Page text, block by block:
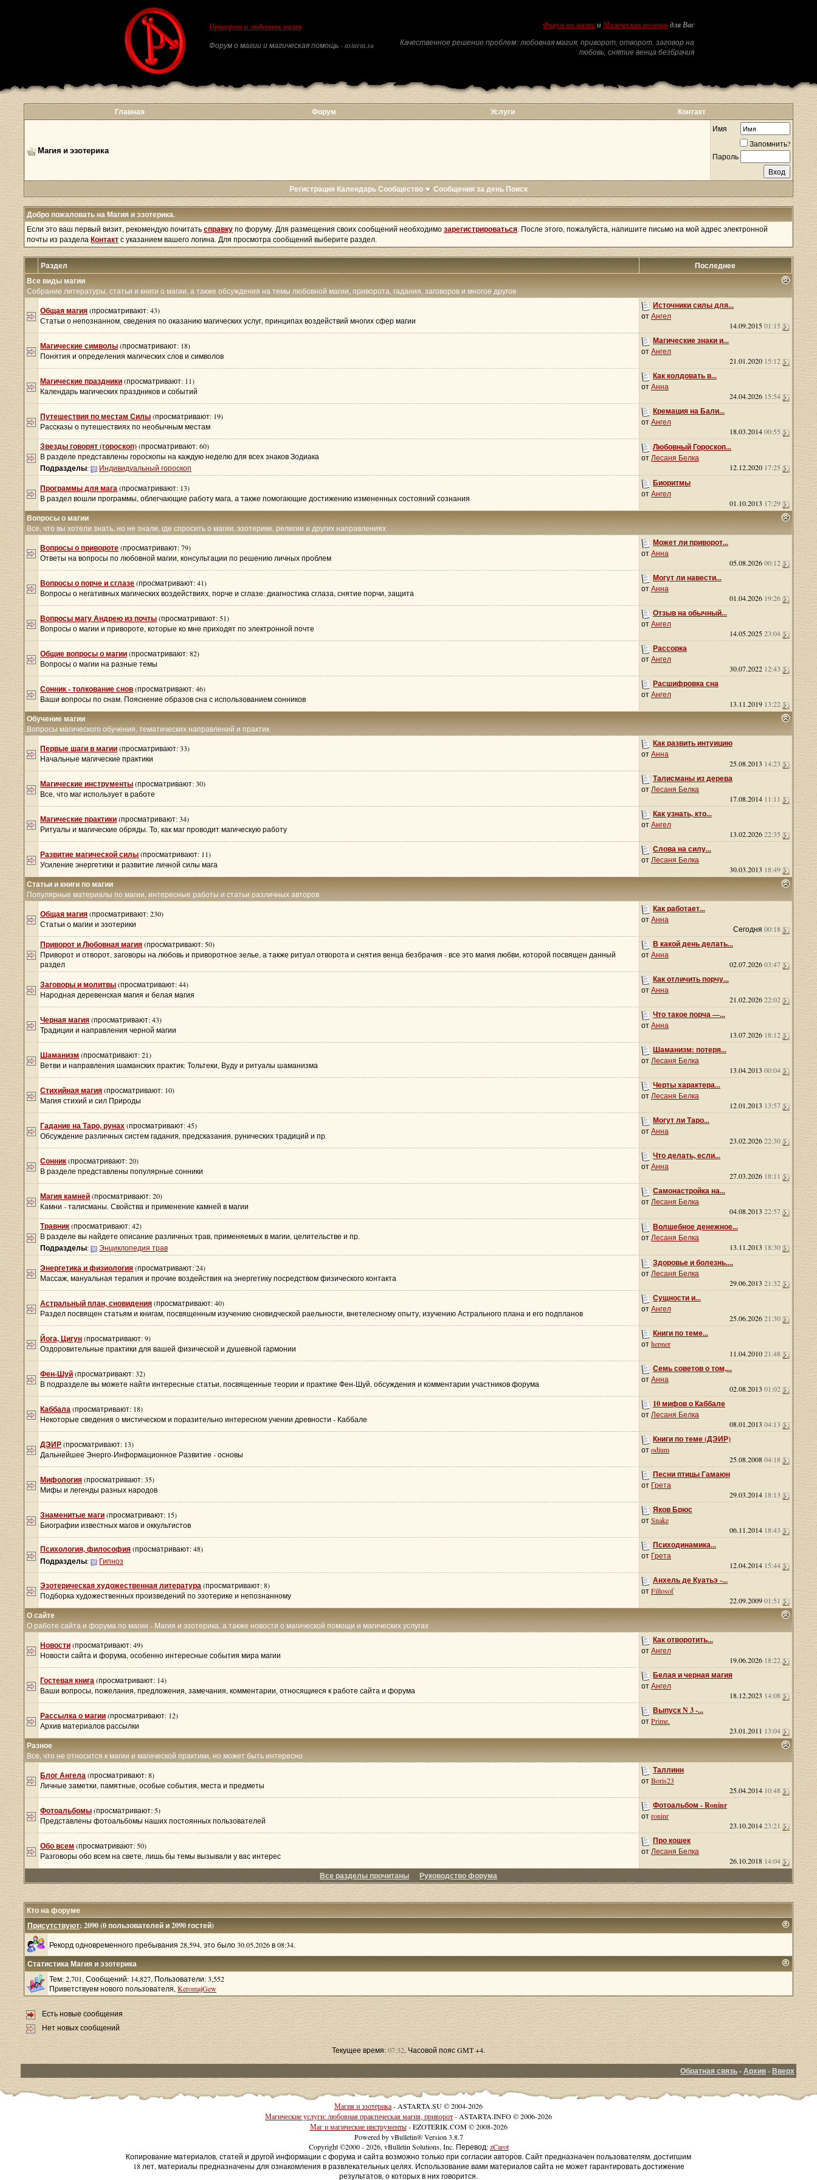
Приворот и любовная магия
Форум о магии и магическая помощь - astarta.su
Форум по магии и Магическая помощь для Вас
Качественное решение проблем: любовная магия, приворот, отворот, заговор на
любовь, снятие венца безбрачия
Главная Форум Услуги Контакт
Магия и эзотерика
Имя
Запомнить?
Пароль
Регистрация КалендарьСообщество Сообщения за день Поиск
Добро пожаловать на Магия и эзотерика.
Если это ваш первый визит, рекомендую почитатьсправкупо форуму. Для размещения своих сообщений необходимозарегистрироваться. После этого, пожалуйста, напишите письмо на мой адрес электронной
почты из раздела Контактс указанием вашего логина. Для просмотра сообщений выберите раздел.
Раздел
Последнее
Все виды магии
Собрание литературы, статьи и книги о магии, а также обсуждения на темы любовной магии, приворота, гадания, заговоров и многое другое
Общая магия(просматривают: 43)
Статьи о непознанном, сведения по оказанию магических услуг, принципах воздействий многих сфер магии
Источники силы для...
отАнгел
14.09.201501:15
Магические символы(просматривают: 18)
Понятия и определения магических слов и символов
Магические знаки и...
отАнгел
21.01.2020 15:12
Магические праздники(просматривают: 11)
Календарь магических праздников и событий
Как колдовать в...
отАнна
24.04.2026 15:54
Путешествия по местам Силы(просматривают: 19)
Рассказы о путешествиях по необычным местам
Кремация на Бали...
отАнгел
18.03.201400:55
Звезды говорят (гороскоп)(просматривают: 60)
В разделе представлены гороскопы на каждую неделю для всех знаков Зодиака
Подразделы: Индивидуальный гороскоп
Любовный Гороскоп...
отЛесаня Белка
12.12.2020 17:25
Программы для мага(просматривают: 13)
В раздел вошли программы, облегчающие работу мага, а также помогающие достижению измененных состояний сознания
Биоритмы
отАнгел
01.10.2013 17:29
Вопросы о магии
Все, что вы хотели знать, но не знали, где спросить о магии, эзотерике, религии и других направлениях
Вопросы о привороте(просматривают: 79)
Ответы на вопросы по любовной магии, консультации по решению личных проблем
Может ли приворот...
отАнна
05.08.202600:12
Вопросы о порче и сглазе(просматривают: 41)
Вопросы о негативных магических воздействиях, порче и сглазе: диагностика сглаза, снятие порчи, защита
Могут ли навести...
отАнна
01.04.2026 19:26
Вопросы магу Андрею из почты(просматривают: 51)
Вопросы о магии и привороте, которые ко мне приходят по электронной почте
Отзыв на обычный...
отАнгел
14.05.202523:04
Общие вопросы о магии(просматривают: 82)
Вопросы о магии на разные темы
Рассорка
отАнгел
30.07.2022 12:43
Сонник - толкование снов(просматривают: 46)
Ваши вопросы по снам. Пояснение образов сна с использованием сонников
Расшифровка сна
отАнгел
13.11.2019 13:22
Обучение магии
Вопросы магического обучения, тематических направлений и практик
Первые шаги в магии(просматривают: 33)
Начальные магические практики
Как развить интуицию
отАнна
25.08.2013 14:23
Магические инструменты(просматривают: 30)
Все, что маг использует в работе
Талисманы из дерева
отЛесаня Белка
17.08.2014 11:11
Магические практики(просматривают: 34)
Ритуалы и магические обряды. То, как маг проводит магическую работу
Как узнать, кто...
отАнгел
13.02.202622:35
Развитие магической силы(просматривают: 11)
Усиление энергетики и развитие личной силы мага
Слова на силу...
отЛесаня Белка
30.03.2013 18:49
Статьи и книги по магии
Популярные материалы по магии, интересные работы и статьи различных авторов
Общая магия(просматривают: 230)
Статьи о магии и эзотерики
Как работает...
отАнна
Сегодня 00:18
Приворот и Любовная магия(просматривают: 50)
Приворот и отворот, заговоры на любовь и приворотное зелье, а также ритуал отворота и снятия венца безбрачия - все это магия любви, которой посвящен данный
раздел
В какой день делать...
отАнна
02.07.202603:47
Заговоры и молитвы(просматривают: 44)
Народная деревенская магия и белая магия
Как отличить порчу...
отАнна
21.02.202622:02
Черная магия(просматривают: 43)
Традиции и направления черной магии
Что такое порча —...
отАнна
13.07.2026 18:12
Шаманизм (просматривают: 21)
Ветви и направления шаманских практик: Тольтеки, Вуду и ритуалы шаманизма
Шаманизм: потеря...
отЛесаня Белка
13.04.2013 00:04
Стихийная магия(просматривают: 10)
Магия стихий и сил Природы
Черты характера...
отЛесаня Белка
12.01.2013 13:57
Гадание на Таро, рунах(просматривают: 45)
Обсуждение различных систем гадания, предсказания, рунических традиций и пр.
Могут ли Таро...
отАнна
23.02.202622:30
Сонник(просматривают: 20)
В разделе представлены популярные сонники
Что делать, если...
отАнна
27.03.2026 18:11
Магия камней(просматривают: 20)
Камни - талисманы. Свойства и применение камней в магии
Самонастройка на...
отЛесаня Белка
04.08.2013 22:57
Травник(просматривают: 42)
В разделе вы найдете описание различных трав, применяемых в магии, целительстве и пр.
Подразделы: Энциклопедия трав
Волшебное денежное...
отЛесаня Белка
13.11.2013 18:30
Энергетика и физиология(просматривают: 24)
Массаж, мануальная терапия и прочие воздействия на энергетику посредством физического контакта
Здоровье и болезнь....
отЛесаня Белка
29.06.2013 21:32
Астральный план, сновидения(просматривают: 40)
Раздел посвящен статьям и книгам, посвященным изучению сновидческой раельности, внетелесному опыту, изучению Астрального плана и его подпланов
Сущности и...
отАнгел
25.06.202621:30
Йога, Цигун(просматривают: 9)
Оздоровительные практики для вашей физической и душевной гармонии
Книги по теме...
отhepner
11.04.201021:48
Фен-Шуй(просматривают: 32)
В подразделе вы можете найти интересные статьи, посвященные теории и практике Фен-Шуй, обсуждения и комментарии участников форума
Семь советов о том,...
отАнна
02.08.2013 01:02
Каббала(просматривают: 18)
Некоторые сведения о мистическом и поразительно интересном учении древности - Каббале
10 мифов о Каббале
отЛесаня Белка
08.01.2013 04:13
ДЭИР(просматривают: 13)
Дальнейшее Энерго-Информационное Развитие - основы
Книги по теме (ДЭИР)
отodium
25.08.200804:18
Мифология(просматривают: 35)
Мифы и легенды разных народов
Песни птицы Гамаюн
от Грета
29.03.2014 18:13
Знаменитые маги(просматривают: 15)
Биографии известных магов и оккультистов
Яков Брюс
отSnake
06.11.2014 18:43
Психология, философия(просматривают: 48)
Подразделы: Гипноз
Психодинамика...
от Грета
12.04.2014 15:44
Эзотерическая художественная литература(просматривают: 8)
Подборка художественных произведений по эзотерике и непознанному
Анхель де Куатьэ -...
отFillosof
22.09.200901:51
О сайте
О работе сайта и форума по магии - Магия и эзотерика, а также новости о магической помощи и магических услугах
Новости(просматривают: 49)
Новости сайта и форума, особенно интересные события мира магии
Как отворотить...
отАнгел
19.06.2026 18:22
Гостевая книга(просматривают: 14)
Ваши вопросы, пожелания, предложения, замечания, комментарии, относящиеся к работе сайта и форума
Белая и черная магия
отАнгел
18.12.2023 14:08
Рассылка о магии(просматривают: 12)
Архив материалов рассылки
Выпуск N 3 -...
отPrime.
23.01.2011 13:04
Разное
Все, что не относится к магии и магической практики, но может быть интересно
Блог Ангела(просматривают: 8)
Личные заметки, памятные, особые события, места и предметы
Таллинн
отBoris23
25.04.2014 10:48
Фотоальбомы(просматривают: 5)
Представлены фотоальбомы наших постоянных пользователей
Фотоальбом - Roninr
отroninr
23.10.201423:21
Обо всем (просматривают: 50)
Разговоры обо всем на свете, лишь бы темы вызывали у вас интерес
Про кошек
отЛесаня Белка
26.10.2018 14:04
Все разделы прочитаны Руководство форума
Кто на форуме
Присутствуют: 2090 (0 пользователей и 2090 гостей)
Рекорд одновременного пребывания 28,594, это было 30.05.2026 в 08:34.
Статистика Магия и эзотерика
Тем: 2,701, Сообщений: 14,827, Пользователи: 3,552
Приветствуем нового пользователя, KeromajGew
Есть новые сообщения
Нет новых сообщений
Текущее время:07:32. Часовой пояс GMT +4.
Обратная связь-Архив-Вверх
Магия и эзотерика- ASTARTA.SU © 2004-2026
Магические услуги: любовная практическая магия, приворот- ASTARTA.INFO © 2006-2026
Маг и магические инструменты- EZOTERIK.COM © 2008-2026
Powered by vBulletin® Version 3.8.7
Copyright ©2000 - 2026, vBulletin Solutions, Inc. Перевод:zCarot
Копирование материалов, статей и другой информации с форума и сайта возможно только при согласии авторов. Сайт предназначен пользователям, достигшим
18 лет, материалы предназначены для ознакомления в развлекательных целях. Использование вами материалов сайта не может гарантировать достижение
результатов, о которых в них говорится.